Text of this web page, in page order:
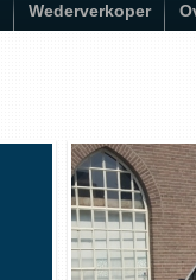
Wederverkoper